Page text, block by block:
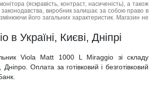
(яскравість, контраст, насиченість), а також
законодавства, виробник залишає за собою право в
його загальних характеристик. Магазин не
Україні, Києві, Дніпрі
Viola Matt 1000 L Miraggio зі складу
Оплата за готівковий і безготівковий